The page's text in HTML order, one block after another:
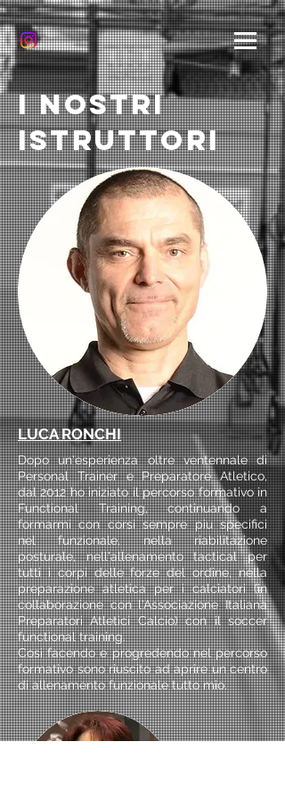
I nostri
istruttori
LUCA RONCHI
Dopo un'esperienza oltre ventennale di
Personal Trainer e Preparatore Atletico,
dal 2012 ho iniziato il percorso formativo in
Functional Training, continuando a
formarmi con corsi sempre piu specifici
nel funzionale, nella riabilitazione
posturale, nell'allenamento tactical per
tutti i corpi delle forze del ordine, nella
preparazione atletica per i calciatori (in
collaborazione con l'Associazione Italiana
Preparatori Atletici Calcio) con il soccer
functional training.
Cosi facendo e progredendo nel percorso
formativo sono riuscito ad aprire un centro
di allenamento funzionale tutto mio.